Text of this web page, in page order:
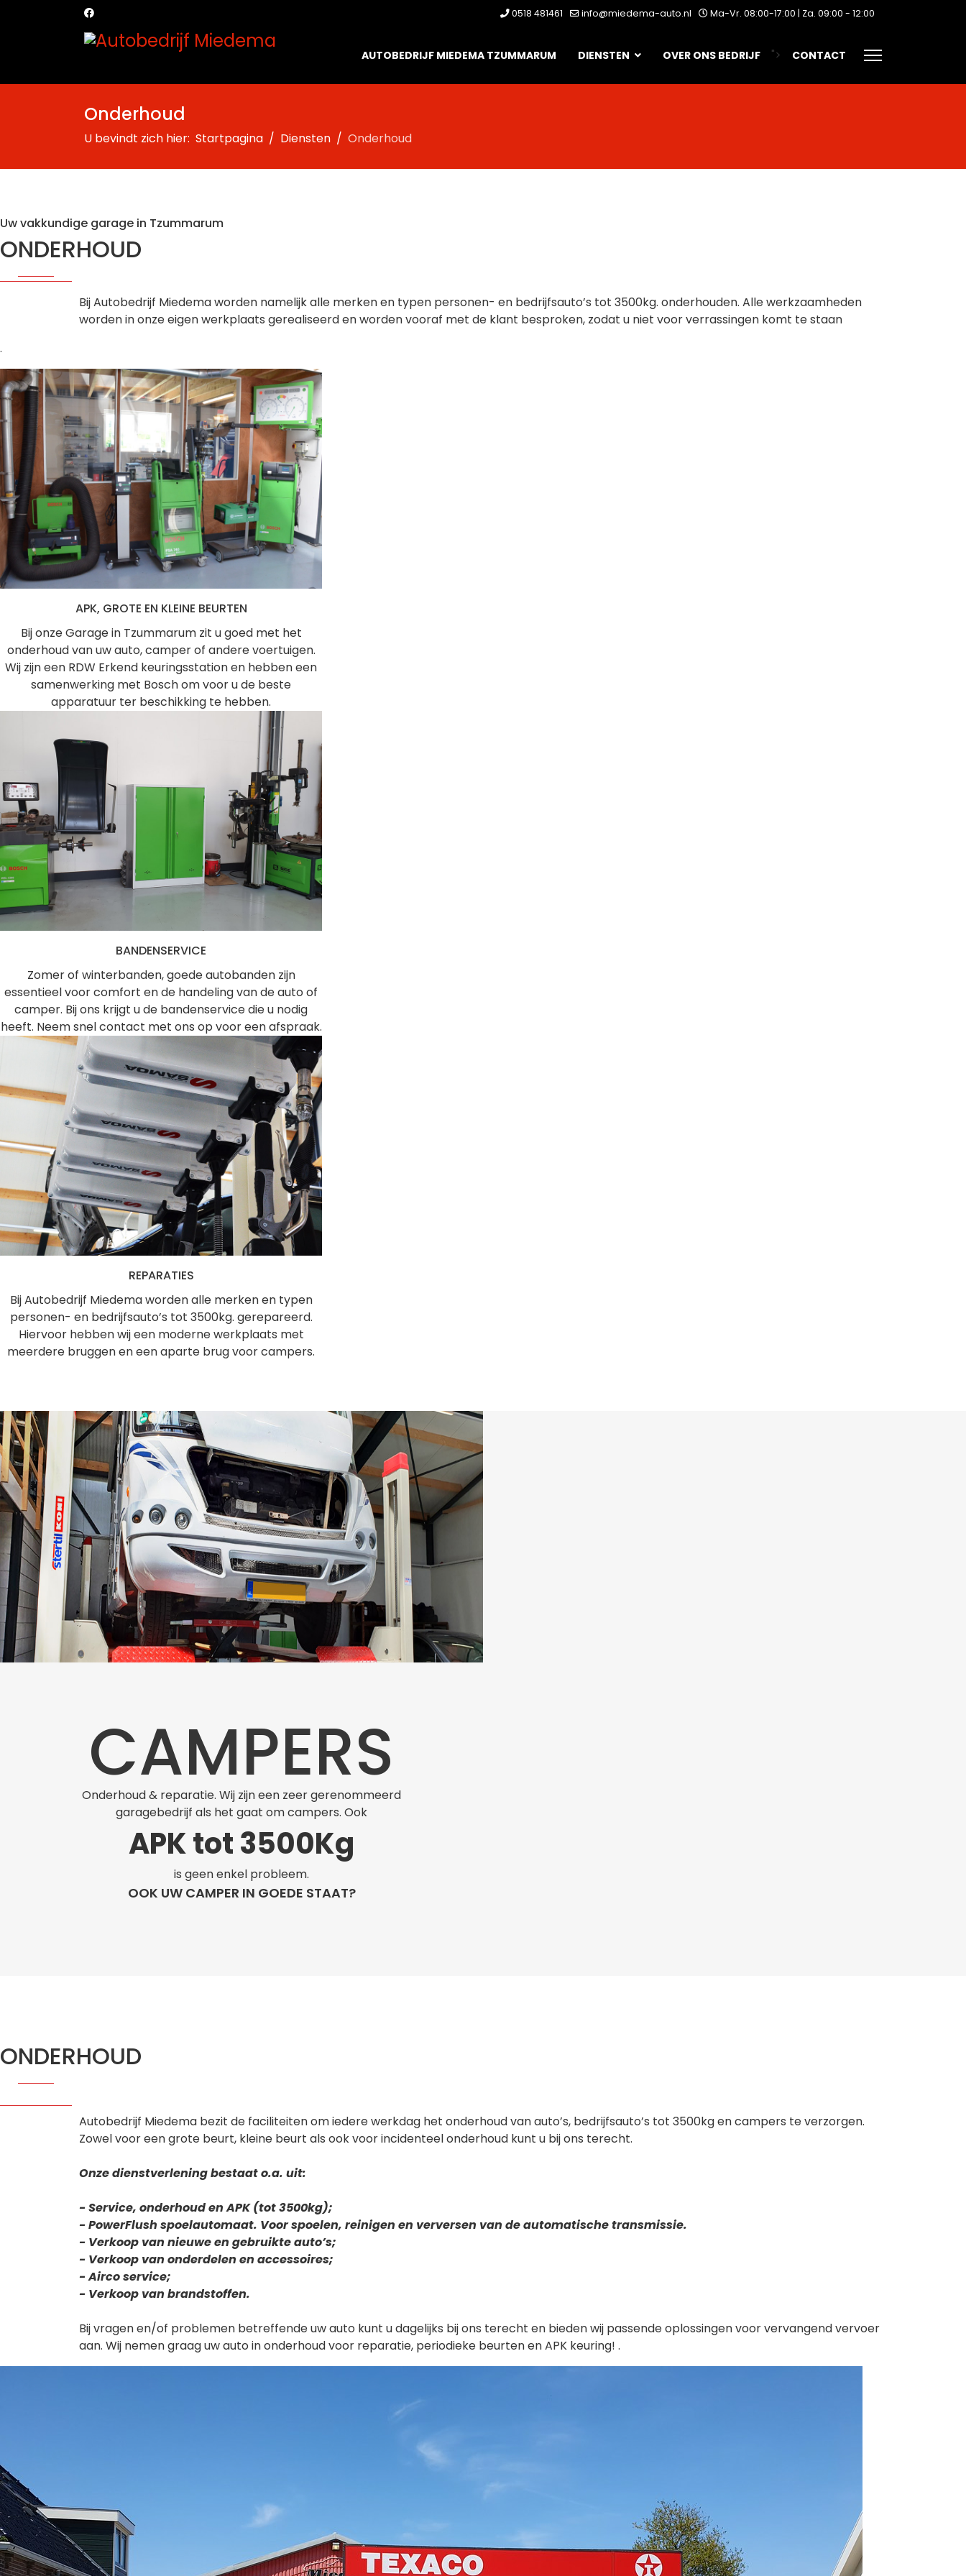
0518 481461 info@miedema-auto.nl Ma-Vr. 08:00-17:00 | Za. 09:00 - 12:00
AUTOBEDRIJF MIEDEMA TZUMMARUM DIENSTEN OVER ONS BEDRIJF "> CONTACT
Onderhoud
U bevindt zich hier: Startpagina Diensten Onderhoud
Uw vakkundige garage in Tzummarum
ONDERHOUD
Bij Autobedrijf Miedema worden namelijk alle merken en typen personen- en bedrijfsauto’s tot 3500kg. onderhouden. Alle werkzaamheden
worden in onze eigen werkplaats gerealiseerd en worden vooraf met de klant besproken, zodat u niet voor verrassingen komt te staan
.
APK, GROTE EN KLEINE BEURTEN
Bij onze Garage in Tzummarum zit u goed met het
onderhoud van uw auto, camper of andere voertuigen.
Wij zijn een RDW Erkend keuringsstation en hebben een
samenwerking met Bosch om voor u de beste
apparatuur ter beschikking te hebben.
BANDENSERVICE
Zomer of winterbanden, goede autobanden zijn
essentieel voor comfort en de handeling van de auto of
camper. Bij ons krijgt u de bandenservice die u nodig
heeft. Neem snel contact met ons op voor een afspraak.
REPARATIES
Bij Autobedrijf Miedema worden alle merken en typen
personen- en bedrijfsauto’s tot 3500kg. gerepareerd.
Hiervoor hebben wij een moderne werkplaats met
meerdere bruggen en een aparte brug voor campers.
CAMPERS
Onderhoud & reparatie. Wij zijn een zeer gerenommeerd
garagebedrijf als het gaat om campers. Ook
APK tot 3500Kg
is geen enkel probleem.
OOK UW CAMPER IN GOEDE STAAT?
ONDERHOUD
Autobedrijf Miedema bezit de faciliteiten om iedere werkdag het onderhoud van auto’s, bedrijfsauto’s tot 3500kg en campers te verzorgen.
Zowel voor een grote beurt, kleine beurt als ook voor incidenteel onderhoud kunt u bij ons terecht.
Onze dienstverlening bestaat o.a. uit:
- Service, onderhoud en APK (tot 3500kg);
- PowerFlush spoelautomaat. Voor spoelen, reinigen en verversen van de automatische transmissie.
- Verkoop van nieuwe en gebruikte auto’s;
- Verkoop van onderdelen en accessoires;
- Airco service;
- Verkoop van brandstoffen.
Bij vragen en/of problemen betreffende uw auto kunt u dagelijks bij ons terecht en bieden wij passende oplossingen voor vervangend vervoer
aan. Wij nemen graag uw auto in onderhoud voor reparatie, periodieke beurten en APK keuring! .